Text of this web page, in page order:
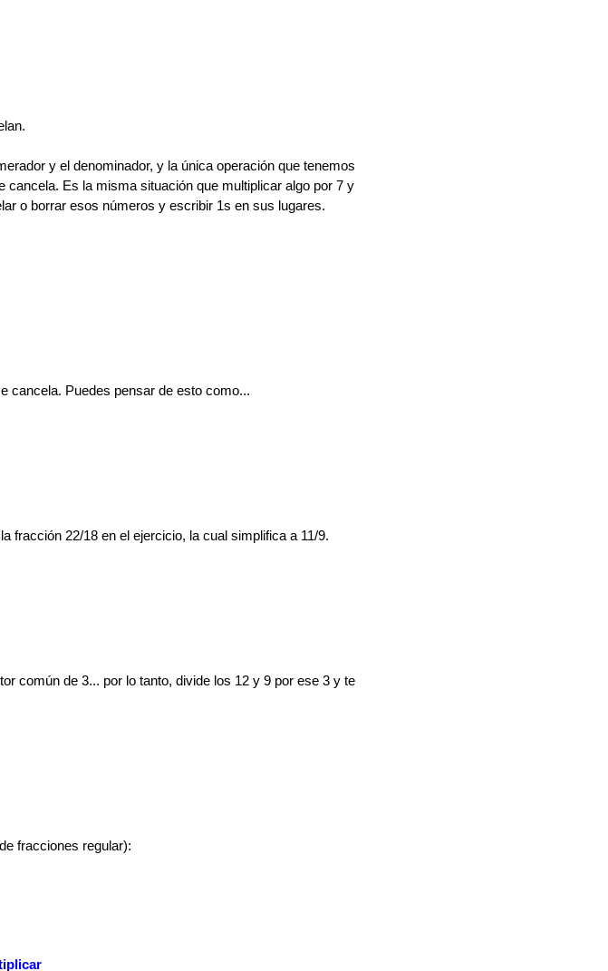
y el denominador, y la única operación que tenemos
Es la misma situación que multiplicar algo por 7 y
o borrar esos números y escribir 1s en sus lugares.
cancela. Puedes pensar de esto como...
fracción 22/18 en el ejercicio, la cual simplifica a 11/9.
común de 3... por lo tanto, divide los 12 y 9 por ese 3 y te
fracciones regular):